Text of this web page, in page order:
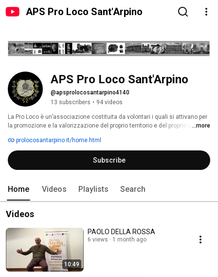
APS Pro Loco Sant'Arpino
APS Pro Loco Sant'Arpino
@apsprolocosantarpino4140
13 subscribers • 94 videos
La Pro Loco è un’associazione costituita da volontari i quali si attivano per
la promozione e la valorizzazione del proprio territorio e del proprio paese. Il
del luogo”.
...more
prolocosantarpino.it/home.html
Subscribe
Home Videos Playlists Search
Videos
10:49
PAOLO DELLA ROSSA
6 views 1 month ago